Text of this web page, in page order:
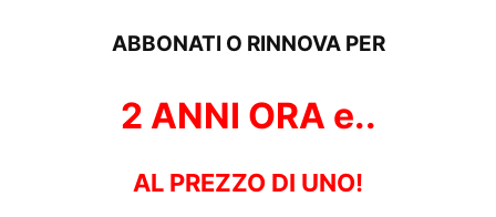
ABBONATI O RINNOVA PER
2 ANNI ORA e..
AL PREZZO DI UNO!